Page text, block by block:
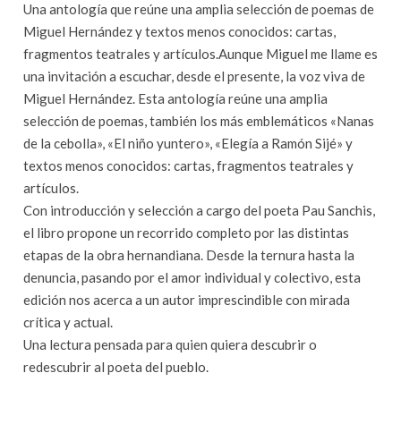
Una antología que reúne una amplia selección de poemas de
Miguel Hernández y textos menos conocidos: cartas,
fragmentos teatrales y artículos.Aunque Miguel me llame es
una invitación a escuchar, desde el presente, la voz viva de
Miguel Hernández. Esta antología reúne una amplia
selección de poemas, también los más emblemáticos «Nanas
de la cebolla», «El niño yuntero», «Elegía a Ramón Sijé» y
textos menos conocidos: cartas, fragmentos teatrales y
artículos.
Con introducción y selección a cargo del poeta Pau Sanchis,
el libro propone un recorrido completo por las distintas
etapas de la obra hernandiana. Desde la ternura hasta la
denuncia, pasando por el amor individual y colectivo, esta
edición nos acerca a un autor imprescindible con mirada
crítica y actual.
Una lectura pensada para quien quiera descubrir o
redescubrir al poeta del pueblo.